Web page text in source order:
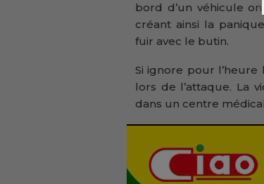
bord d’un véhicule
créant ainsi la
fuir avec le butin.
Si ignore pour
lors de l’attaque. La
dans un centre